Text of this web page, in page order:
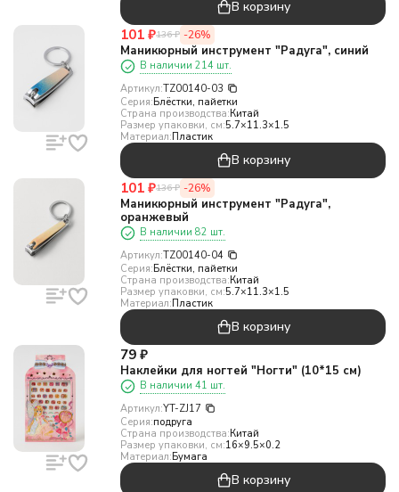
В корзину
101 ₽136 ₽ -26%
Маникюрный инструмент "Радуга", синий
В наличии 214 шт.
Артикул:TZ00140-03
Серия:Блёстки, пайетки
Страна производства:Китай
Размер упаковки, см:5.7×11.3×1.5
Материал:Пластик
В корзину
101 ₽136 ₽ -26%
Маникюрный инструмент "Радуга",
оранжевый
В наличии 82 шт.
Артикул:TZ00140-04
Серия:Блёстки, пайетки
Страна производства:Китай
Размер упаковки, см:5.7×11.3×1.5
Материал:Пластик
В корзину
79 ₽
Наклейки для ногтей "Ногти" (10*15 см)
В наличии 41 шт.
Артикул:YT-ZJ17
Серия:подруга
Страна производства:Китай
Размер упаковки, см:16×9.5×0.2
Материал:Бумага
В корзину